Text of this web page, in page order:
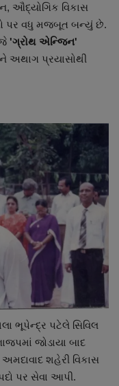
ઔદ્યોગિક વિકાસ
પર વધુ મજબૂત બન્યું છે.
'ગ્રોથ એન્જિન'
અથાગ પ્રયાસોથી
ભૂપેન્દ્ર પટેલે સિવિલ
જોડાયા બાદ
શહેરી વિકાસ
પર સેવા આપી.